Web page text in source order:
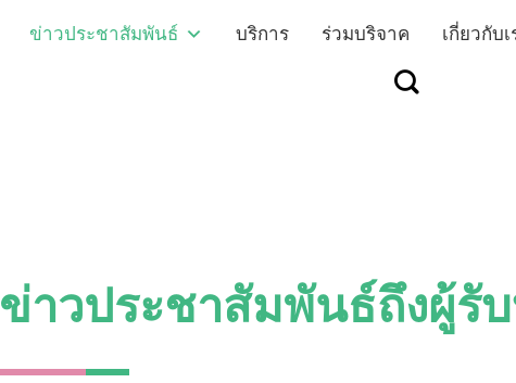
ข่าวประชาสัมพันธ์ บริการ ร่วมบริจาค เกี่ยวกับเ
ข่าวประชาสัมพันธ์ถึงผู้รั